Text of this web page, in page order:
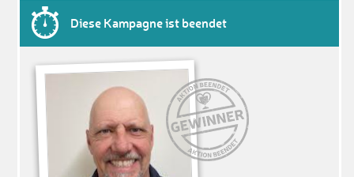
Diese Kampagne ist beendet